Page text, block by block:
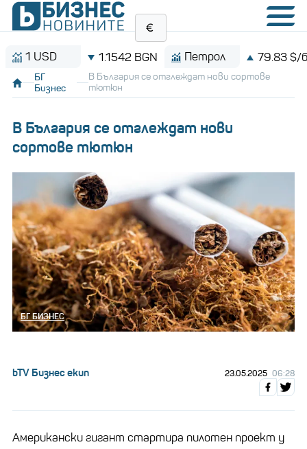
1.1542 BGN Петрол 79.83 $/барел
БГ
Бизнес
В България се отглеждат нови сортове
тютюн
В България се отглеждат нови
сортове тютюн
БГ БИЗНЕС
bTV Бизнес екип 23.05.2025 06:28
Американски гигант стартира пилотен проект у